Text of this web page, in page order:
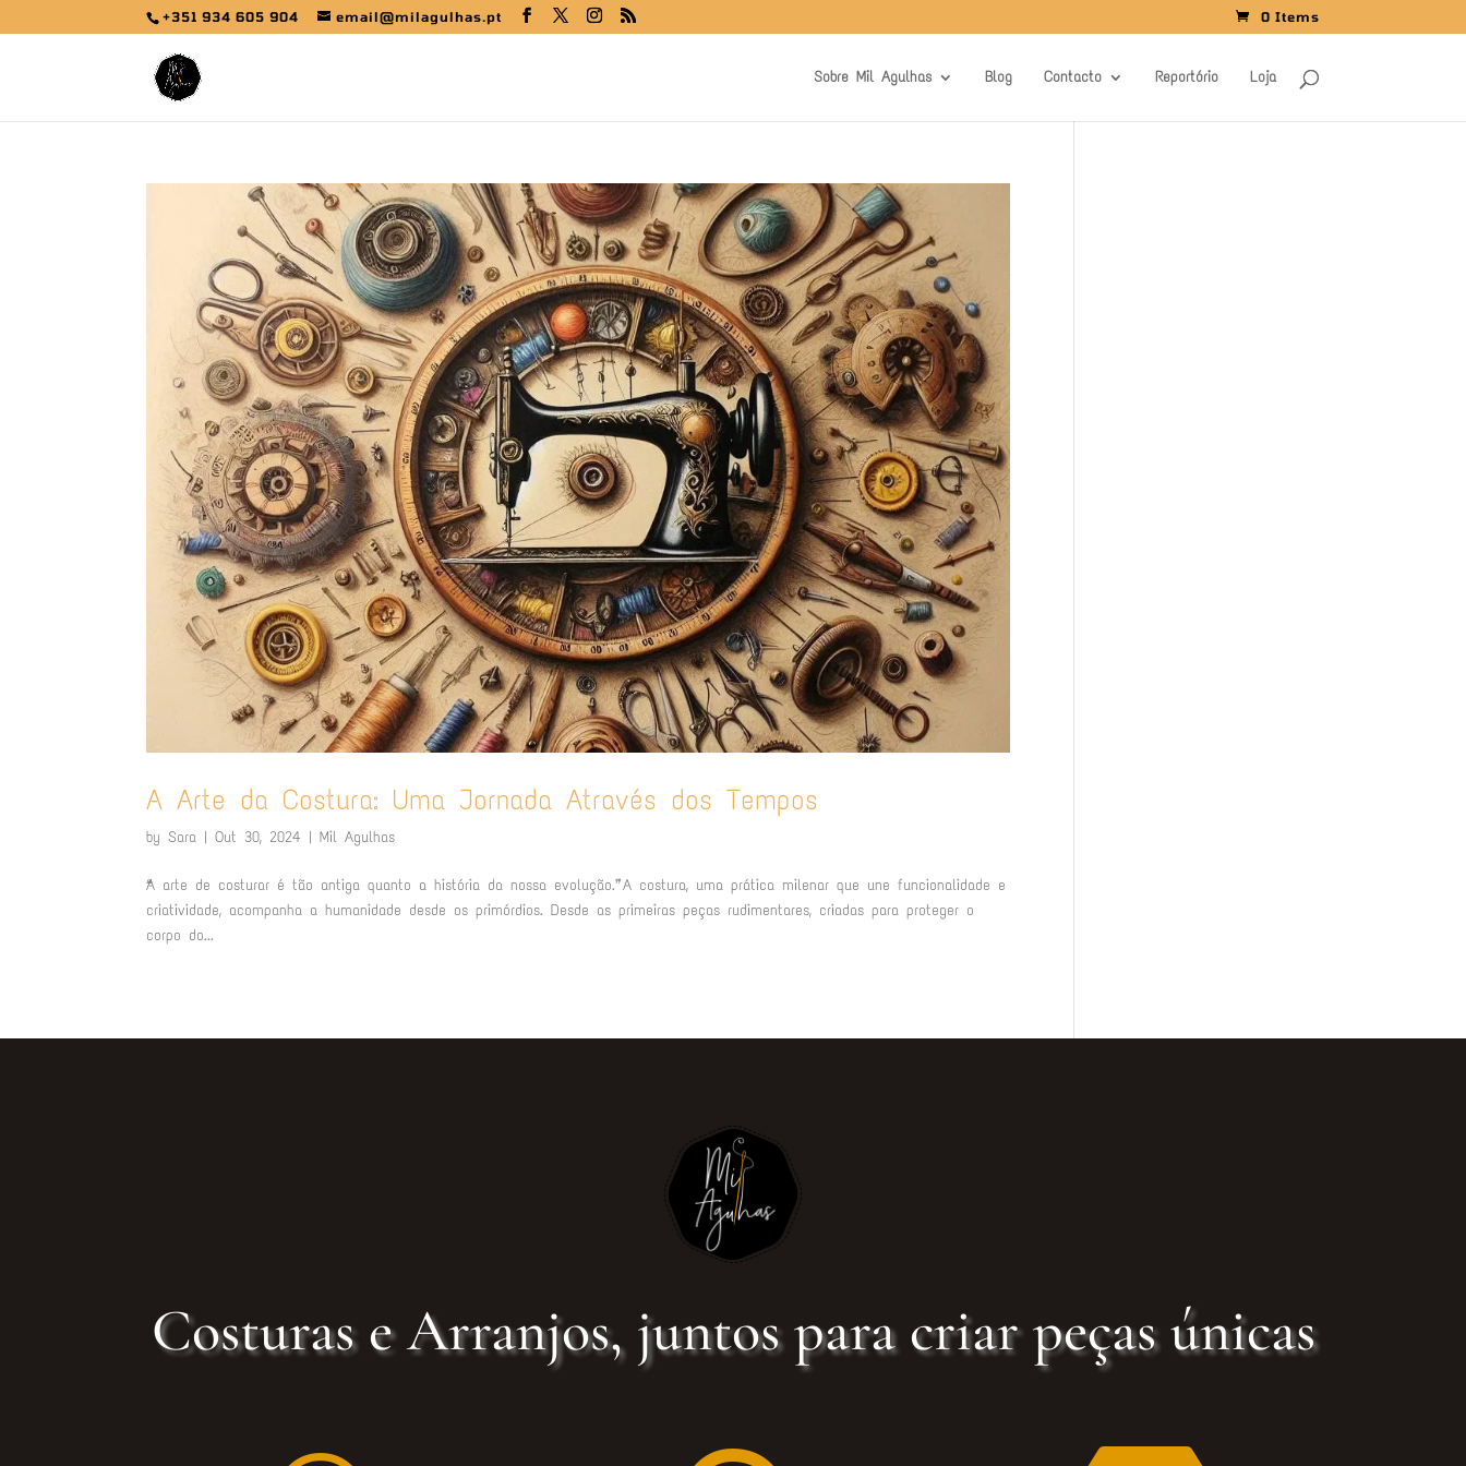
+351 934 605 904 email@milagulhas.pt 0 Items
Sobre Mil Agulhas Blog Contacto Reportório Loja
A Arte da Costura: Uma Jornada Através dos Tempos
bySara |Out 30, 2024 |Mil Agulhas
“A arte de costurar é tão antiga quanto a história da nossa evolução.” A costura, uma prática milenar que une funcionalidade e
criatividade, acompanha a humanidade desde os primórdios. Desde as primeiras peças rudimentares, criadas para proteger o
corpo do...
Costuras e Arranjos, juntos para criar peças únicas